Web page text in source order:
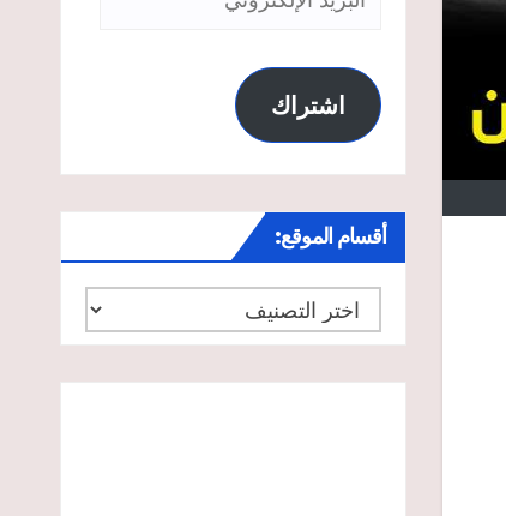
اشتراك
أقسام الموقع:
أقسام
الموقع: